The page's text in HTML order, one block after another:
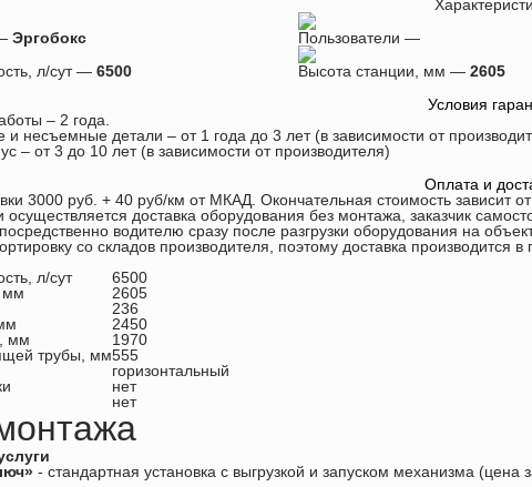
Эргобокс Пользователи —
л/сут — 6500 Высота станции, мм — 2605
Условия
– 2 года.
и несъемные детали – от 1 года до 3 лет (в зависимости от
– от 3 до 10 лет (в зависимости от производителя)
Оплата и
3000 руб. + 40 руб/км от МКАД. Окончательная стоимость зависит
доставка оборудования без монтажа, заказчик
водителю сразу после разгрузки оборудования на
со складов производителя, поэтому доставка производится
л/сут
6500
мм
2605
236
2450
мм
1970
трубы, мм555
горизонтальный
нет
нет
- стандартная установка с выгрузкой и запуском механизма (цена